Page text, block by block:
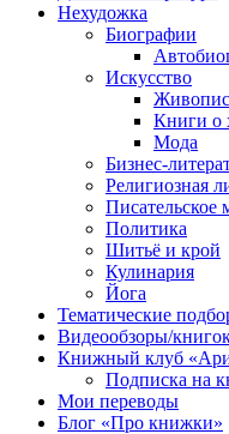
Нехудожка
Биографии
Искусство
Книги о
Мода
Бизнес-
Религиозная
Писательское
Политика
Шитьё и крой
Кулинария
Йога
Тематические
Видеообзоры/
Книжный клуб
Подписка на
Мои переводы
Блог «Про книжки»